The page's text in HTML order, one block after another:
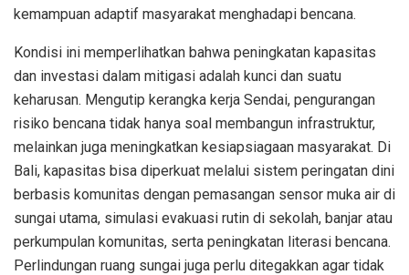
kemampuan adaptif masyarakat menghadapi bencana.
Kondisi ini memperlihatkan bahwa peningkatan kapasitas
dan investasi dalam mitigasi adalah kunci dan suatu
keharusan. Mengutip kerangka kerja Sendai, pengurangan
risiko bencana tidak hanya soal membangun infrastruktur,
melainkan juga meningkatkan kesiapsiagaan masyarakat. Di
Bali, kapasitas bisa diperkuat melalui sistem peringatan dini
berbasis komunitas dengan pemasangan sensor muka air di
sungai utama, simulasi evakuasi rutin di sekolah, banjar atau
perkumpulan komunitas, serta peningkatan literasi bencana.
Perlindungan ruang sungai juga perlu ditegakkan agar tidak